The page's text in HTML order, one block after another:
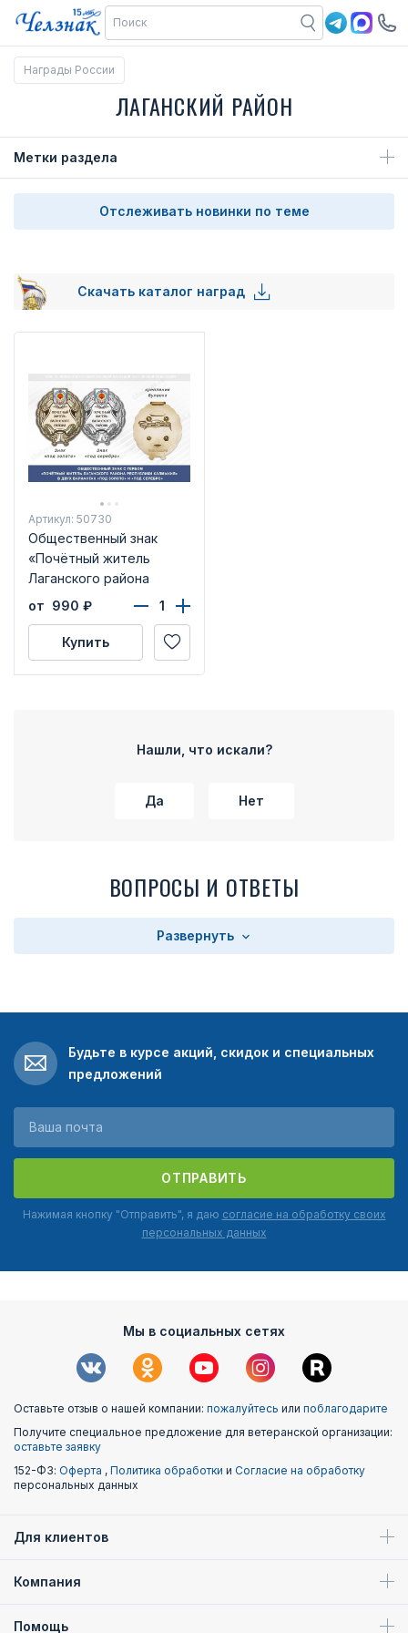
Награды России
ЛАГАНСКИЙ РАЙОН
Метки раздела
Отслеживать новинки по теме
Скачать каталог наград
Артикул: 50730
Общественный знак
«Почётный житель
Лаганского района
Республики Калмыкия»
от 990 ₽
Купить
Нашли, что искали?
Да Нет
ВОПРОСЫ И ОТВЕТЫ
Развернуть
Будьте в курсе акций, скидок и специальных
предложений
ОТПРАВИТЬ
Нажимая кнопку "Отправить", я даю согласие на обработку своих
персональных данных
Мы в социальных сетях
Оставьте отзыв о нашей компании: пожалуйтесь или поблагодарите
Получите специальное предложение для ветеранской организации:
оставьте заявку
152-ФЗ: Оферта , Политика обработки и Согласие на обработку
персональных данных
Для клиентов
Компания
Помощь